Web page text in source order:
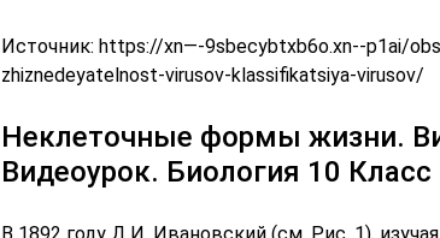
Источник: https://xn—-9sbecybtxb6o.xn--p1ai/
zhiznedeyatelnost-virusov-klassifikatsiya-virusov/
Неклеточные формы жизни.
Видеоурок. Биология 10 Класс